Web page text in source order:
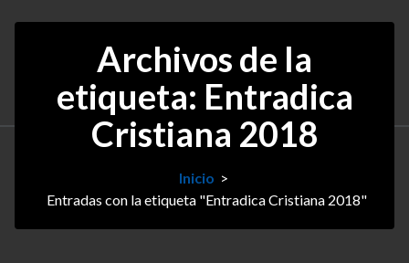
Archivos de la
etiqueta: Entradica
Cristiana 2018
Inicio >
Entradas con la etiqueta "Entradica Cristiana 2018"